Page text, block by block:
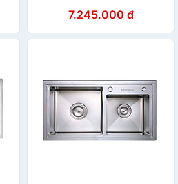
7.245.000 đ